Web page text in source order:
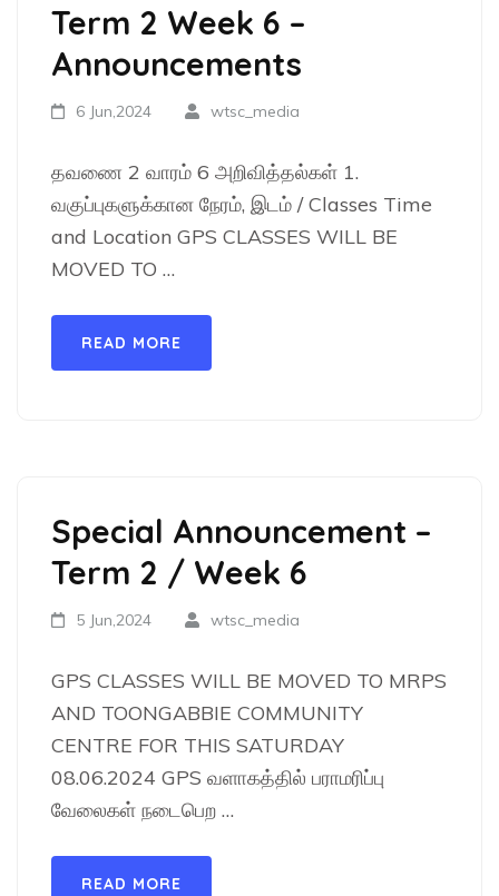
Term 2 Week 6 –
Announcements
6 Jun,2024 wtsc_media
தவணை 2 வாரம் 6 அறிவித்தல்கள் 1.
வகுப்புகளுக்கான நேரம், இடம் / Classes Time
and Location GPS CLASSES WILL BE
MOVED TO …
READ MORE
Special Announcement –
Term 2 / Week 6
5 Jun,2024 wtsc_media
GPS CLASSES WILL BE MOVED TO MRPS
AND TOONGABBIE COMMUNITY
CENTRE FOR THIS SATURDAY
08.06.2024 GPS வளாகத்தில் பராமரிப்பு
வேலைகள் நடைபெற …
READ MORE